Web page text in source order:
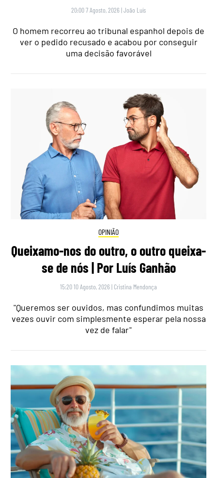
20:00 7 Agosto, 2026 |João Luís
O homem recorreu ao tribunal espanhol depois de
ver o pedido recusado e acabou por conseguir
uma decisão favorável
OPINIÃO
Queixamo-nos do outro, o outro queixa-
se de nós | Por Luís Ganhão
15:20 10 Agosto, 2026 | Cristina Mendonça
"Queremos ser ouvidos, mas confundimos muitas
vezes ouvir com simplesmente esperar pela nossa
vez de falar"